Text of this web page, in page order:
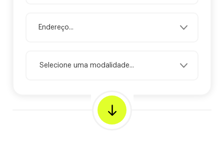
Selecione uma modalidade...